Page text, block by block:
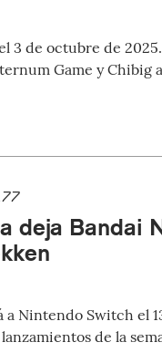
3 de octubre de
Game y
deja Bandai
a Nintendo Switch el
de la